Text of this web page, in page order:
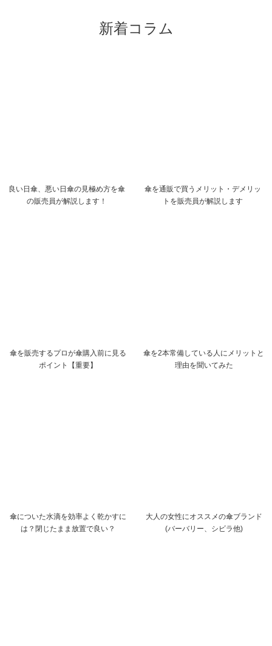
新着コラム
良い日傘、悪い日傘の見極め方を傘
の販売員が解説します！
傘を通販で買うメリット・デメリッ
トを販売員が解説します
傘を販売するプロが傘購入前に見る
ポイント【重要】
傘を2本常備している人にメリットと
理由を聞いてみた
傘についた水滴を効率よく乾かすに
は？閉じたまま放置で良い？
大人の女性にオススメの傘ブランド
(バーバリー、シビラ他)